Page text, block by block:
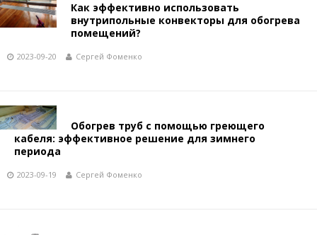
Как эффективно использовать
внутрипольные конвекторы для обогрева
помещений?
2023-09-20 Сергей Фоменко
Обогрев труб с помощью греющего
кабеля: эффективное решение для зимнего
периода
2023-09-19 Сергей Фоменко